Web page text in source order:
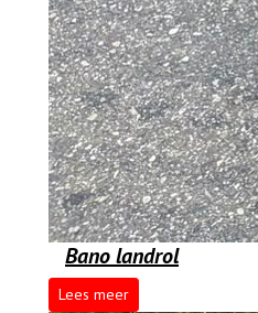
Bano landrol
Lees meer